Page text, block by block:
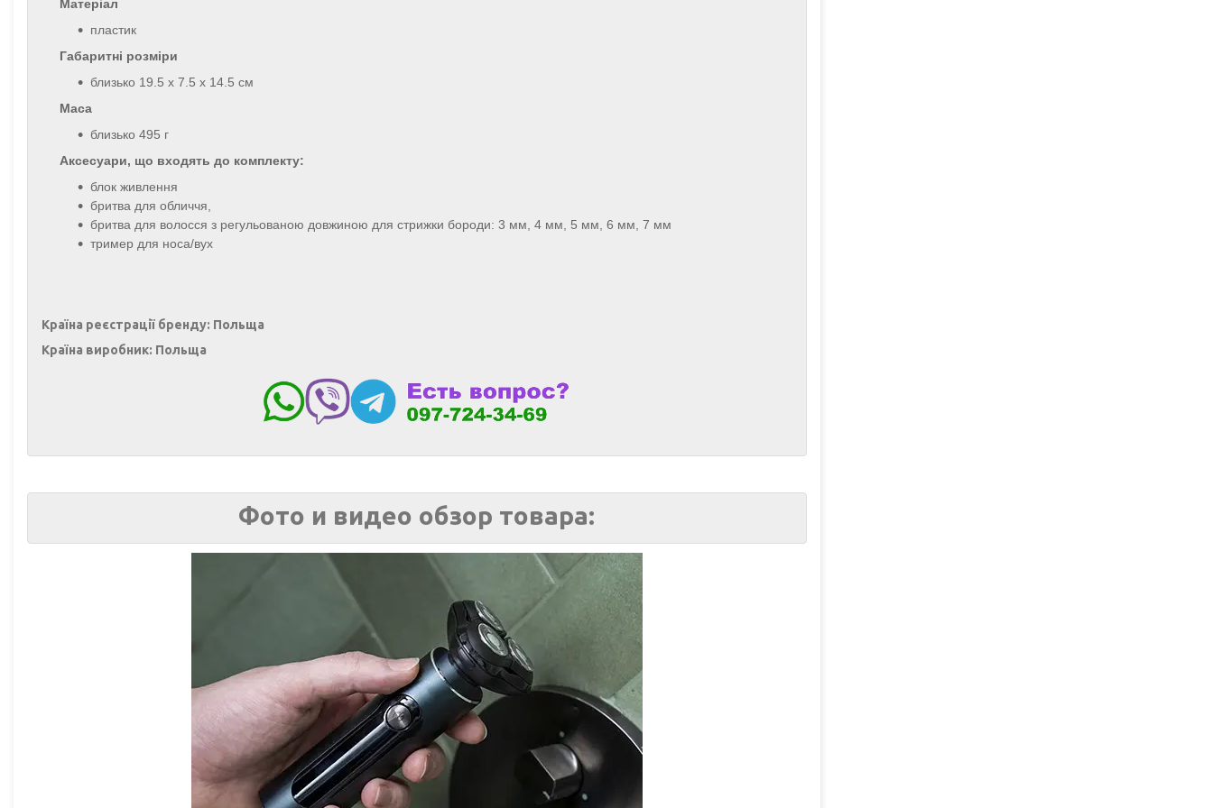
Матеріал
пластик
Габаритні розміри
близько 19.5 x 7.5 x 14.5 см
Маса
близько 495 г
Аксесуари, що входять до комплекту:
блок живлення
бритва для обличчя,
бритва для волосся з регульованою довжиною для стрижки бороди: 3 мм, 4 мм, 5 мм, 6 мм, 7 мм
тример для носа/вух
Країна реєстрації бренду: Польща
Країна виробник: Польща
Фото и видео обзор товара: